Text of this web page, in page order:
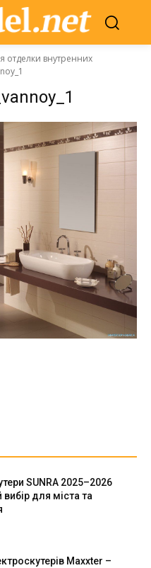
отделки внутренних
SUNRA 2025–2026
вибір для міста та
Maxxter –